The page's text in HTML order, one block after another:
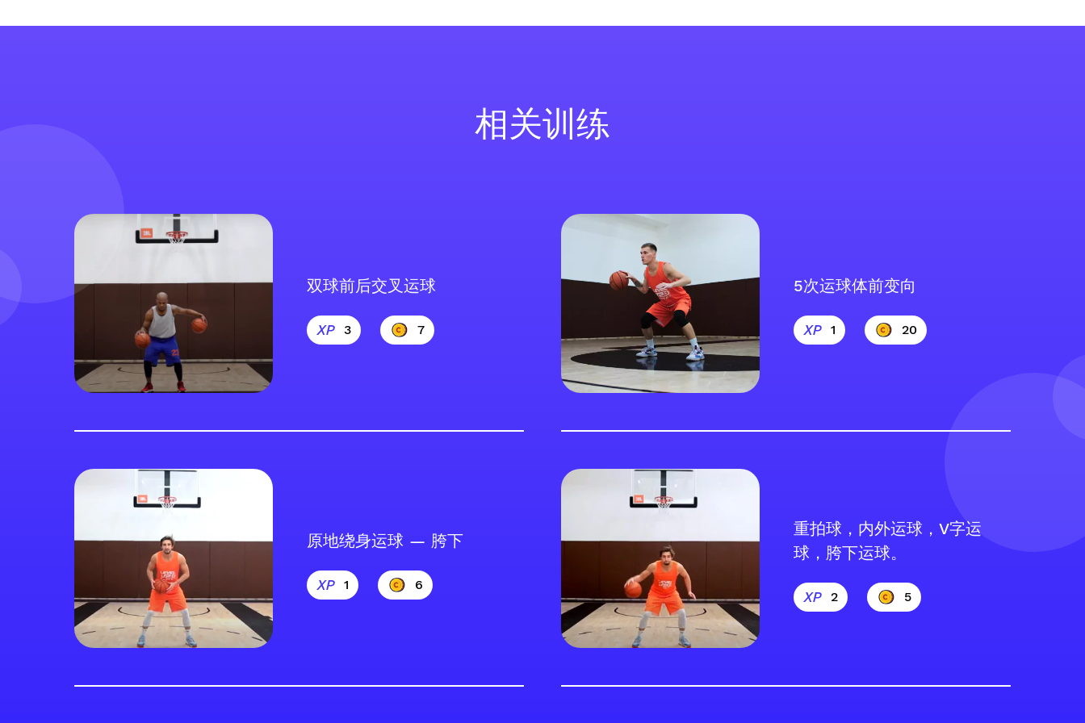
相关训练
双球前后交叉运球
3 7
5次运球体前变向
1 20
原地绕身运球 — 胯下
1 6
重拍球，内外运球，V字运
球，胯下运球。
2 5